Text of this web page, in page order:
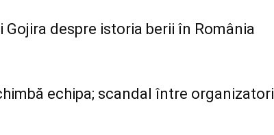
despre istoria berii în România
echipa; scandal între organizatori